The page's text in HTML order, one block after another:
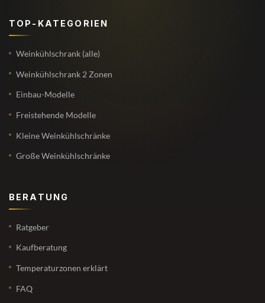
TOP-KATEGORIEN
Weinkühlschrank (alle)
Weinkühlschrank 2 Zonen
Einbau-Modelle
Freistehende Modelle
Kleine Weinkühlschränke
Große Weinkühlschränke
BERATUNG
Ratgeber
Kaufberatung
Temperaturzonen erklärt
FAQ